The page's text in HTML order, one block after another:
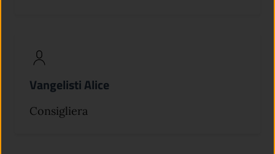
Vangelisti Alice
Consigliera